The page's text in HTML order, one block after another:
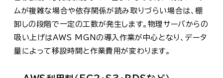
ムが複雑な場合や依存関係が読み取りづらい場合は、棚
卸しの段階で一定の工数が発生します。物理サーバからの
吸い上げはAWS MGNの導入作業が中心となり、データ
量によって移設時間と作業費用が変わります。